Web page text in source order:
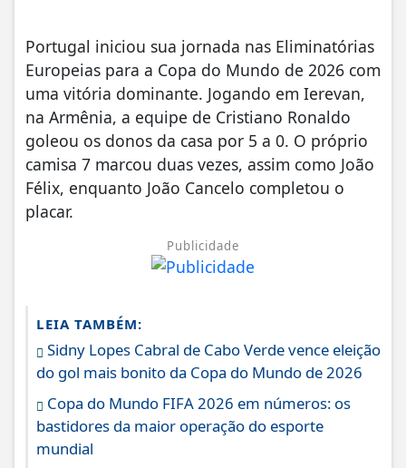
Portugal iniciou sua jornada nas Eliminatórias
Europeias para a Copa do Mundo de 2026 com
uma vitória dominante. Jogando em Ierevan,
na Armênia, a equipe de Cristiano Ronaldo
goleou os donos da casa por 5 a 0. O próprio
camisa 7 marcou duas vezes, assim como João
Félix, enquanto João Cancelo completou o
placar.
Publicidade
LEIA TAMBÉM:
Sidny Lopes Cabral de Cabo Verde vence eleição
do gol mais bonito da Copa do Mundo de 2026
Copa do Mundo FIFA 2026 em números: os
bastidores da maior operação do esporte
mundial